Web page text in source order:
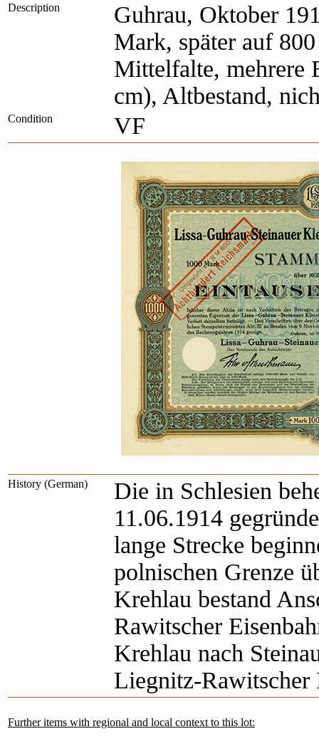
Description
Guhrau, Oktober
Mark, später auf
Mittelfalte, mehrere
cm), Altbestand,
Condition VF
History (German)
Die in Schlesien
11.06.1914
lange Strecke
polnischen Grenze
Krehlau bestand
Rawitscher
Krehlau nach
Liegnitz-Rawitscher
Further items with regional and local context to this lot: